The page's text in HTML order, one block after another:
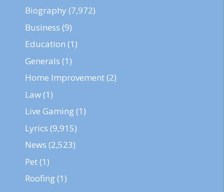
Biography (7,972)
Business (9)
Education (1)
Generals (1)
Home Improvement(2)
Law(1)
Live Gaming(1)
Lyrics (9,915)
News (2,523)
Pet(1)
Roofing(1)